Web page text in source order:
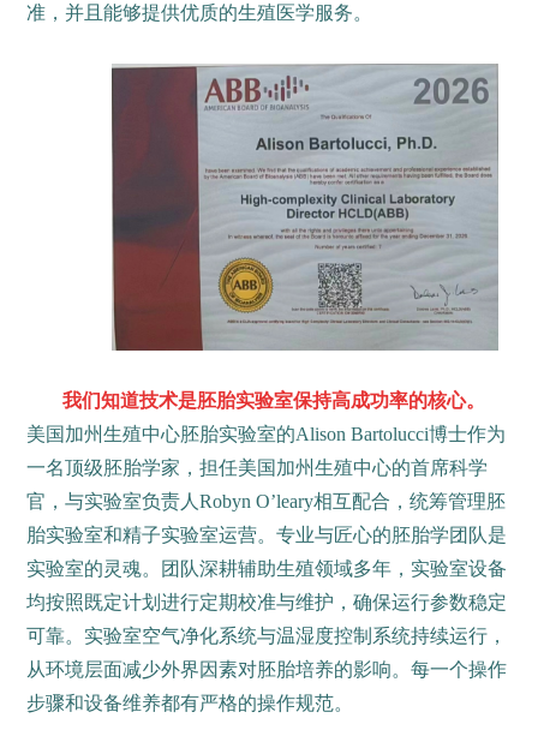
准，并且能够提供优质的生殖医学服务。
我们知道技术是胚胎实验室保持高成功率的核心。
美国加州生殖中心胚胎实验室的Alison Bartolucci博士作为
一名顶级胚胎学家，担任美国加州生殖中心的首席科学
官，与实验室负责人Robyn O’leary相互配合，统筹管理胚
胎实验室和精子实验室运营。专业与匠心的胚胎学团队是
实验室的灵魂。团队深耕辅助生殖领域多年，实验室设备
均按照既定计划进行定期校准与维护，确保运行参数稳定
可靠。实验室空气净化系统与温湿度控制系统持续运行，
从环境层面减少外界因素对胚胎培养的影响。每一个操作
步骤和设备维养都有严格的操作规范。